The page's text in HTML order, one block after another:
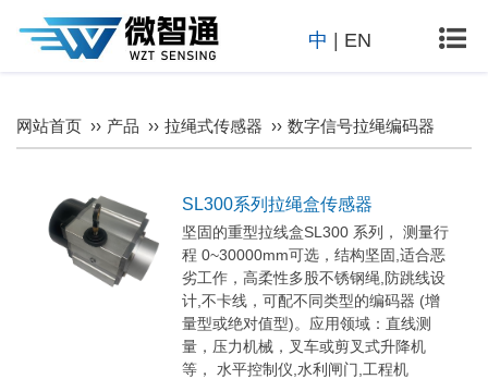
中 EN
网站首页 产品 拉绳式传感器 数字信号拉绳编码器
SL300系列拉绳盒传感器
坚固的重型拉线盒SL300 系列， 测量行
程 0~30000mm可选，结构坚固,适合恶
劣工作，高柔性多股不锈钢绳,防跳线设
计,不卡线，可配不同类型的编码器 (增
量型或绝对值型)。应用领域：直线测
量，压力机械，叉车或剪叉式升降机
等， 水平控制仪,水利闸门,工程机